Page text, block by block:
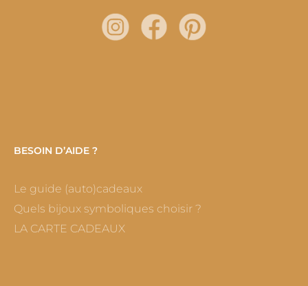
BESOIN D’AIDE ?
Le guide (auto)cadeaux
Quels bijoux symboliques choisir ?
LA CARTE CADEAUX